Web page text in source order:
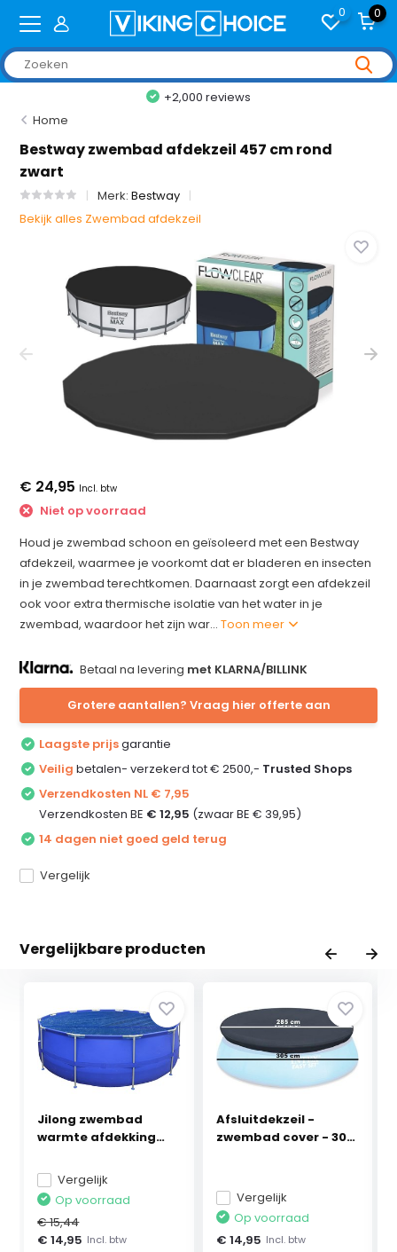
0 0
+2,000 reviews
Home
Bestway zwembad afdekzeil 457 cm rond
zwart
Merk:Bestway
Bekijk alles Zwembad afdekzeil
€ 24,95 Incl. btw
Niet op voorraad
Houd je zwembad schoon en geïsoleerd met een Bestway
afdekzeil, waarmee je voorkomt dat er bladeren en insecten
in je zwembad terechtkomen. Daarnaast zorgt een afdekzeil
ook voor extra thermische isolatie van het water in je
zwembad, waardoor het zijn war...Toon meer
Betaal na levering met KLARNA/BILLINK
Grotere aantallen? Vraag hier offerte aan
Laagste prijsgarantie
Veilig betalen- verzekerd tot € 2500,- Trusted Shops
Verzendkosten NL € 7,95
Verzendkosten BE € 12,95 (zwaar BE € 39,95)
14 dagen niet goed geld terug
Vergelijk
Vergelijkbare producten
Jilong zwembad
warmte afdekking
Vergelijk
Op voorraad
€ 15,44
€ 14,95 Incl. btw
Afsluitdekzeil -
zwembad cover - 305
Vergelijk
Op voorraad
€ 14,95 Incl. btw